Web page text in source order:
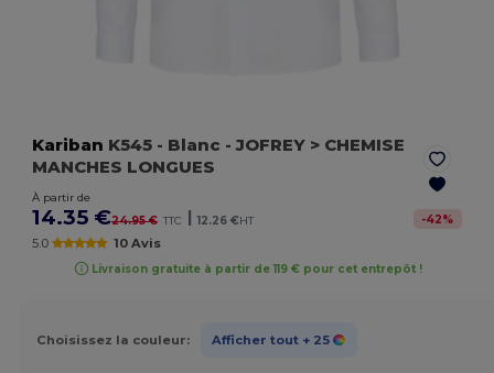
Kariban K545 - Blanc - JOFREY > CHEMISE
MANCHES LONGUES
À partir de
14.35 €24.95 € TTC | 12.26 €HT -42%
5.0 10 Avis
Livraison gratuite à partir de 119 € pour cet entrepôt !
Choisissez la couleur: Afficher tout + 25